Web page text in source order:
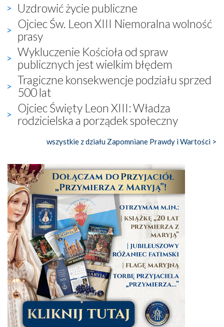
Uzdrowić życie publiczne
Ojciec Św. Leon XIII Niemoralna wolność
prasy
Wykluczenie Kościoła od spraw
publicznych jest wielkim błędem
Tragiczne konsekwencje podziału sprzed
500 lat
Ojciec Święty Leon XIII: Władza
rodzicielska a porządek społeczny
wszystkie z działu Zapomniane Prawdy i Wartości >